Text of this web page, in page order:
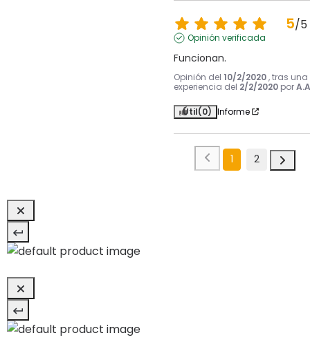
5/5
Opinión verificada
Funcionan.
Opinión del 10/2/2020 , tras una
experiencia del 2/2/2020 por
Útil(0) Informe
1 2